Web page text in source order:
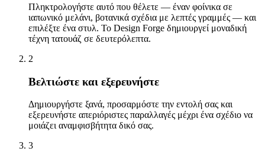
Πληκτρολογήστε αυτό που θέλετε — έναν φοίνικα σε
ιαπωνικό μελάνι, βοτανικά σχέδια με λεπτές γραμμές — και
επιλέξτε ένα στυλ. Το Design Forge δημιουργεί μοναδική
τέχνη τατουάζ σε δευτερόλεπτα.
2
Βελτιώστε και εξερευνήστε
Δημιουργήστε ξανά, προσαρμόστε την εντολή σας και
εξερευνήστε απεριόριστες παραλλαγές μέχρι ένα σχέδιο να
μοιάζει αναμφισβήτητα δικό σας.
3